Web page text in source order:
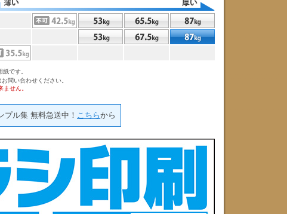
紙です。
問い合わせください。
せん。
プル集 無料急送中！ こちらから